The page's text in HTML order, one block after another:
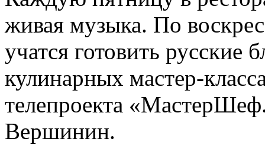
живая музыка. По
учатся готовить русские
кулинарных мастер-
телепроекта
Вершинин.